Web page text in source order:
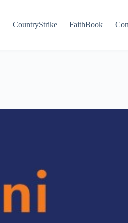
CountryStrike FaithBook